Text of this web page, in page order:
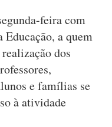
feira com
a quem
dos
e famílias se
à atividade